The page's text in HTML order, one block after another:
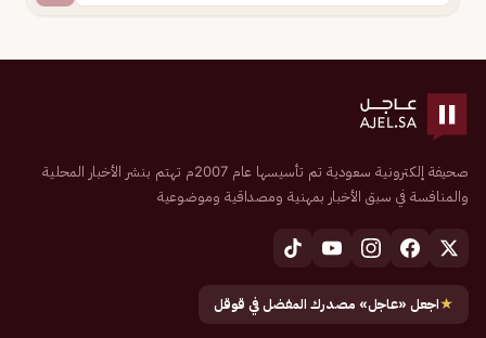
صحيفة إلكترونية سعودية تم تأسيسها عام 2007م تهتم بنشر الأخبار المحلية
والمنافسة في سبق الأخبار بمهنية ومصداقية وموضوعية
★اجعل «عاجل» مصدرك المفضل في قوقل